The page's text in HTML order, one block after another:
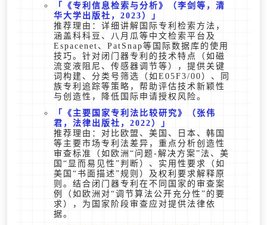
《专利信息检索与分析》（李剑等，清
华大学出版社，2023）
推荐理由：详细讲解国际专利检索方法，
涵盖科科豆、八月瓜等中文检索平台及
Espacenet、PatSnap等国际数据库的使用
技巧。针对闭门器专利的技术特点（如磁
流变液阻尼、传感器调节等），提供关键
词构建、分类号筛选（如E05F3/00）、同
族专利追踪等策略，帮助评估技术新颖性
与创造性，降低国际申请授权风险。
《主要国家专利法比较研究》（张伟
君，法律出版社，2022）
推荐理由：对比欧盟、美国、日本、韩国
等主要市场专利法差异，重点分析创造性
审查标准（如欧洲“问题-解决方案”法、美
国“显而易见性”判断）、实用性要求（如
美国“书面描述”规则）及权利要求解释原
则。结合闭门器专利在不同国家的审查案
例（如欧洲对“调节算法公开充分性”的要
求），为国家阶段审查应对提供法律依
据。